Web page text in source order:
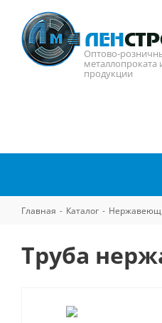
Оптово-
металлопроката
продукции
Главная - Каталог -
Труба